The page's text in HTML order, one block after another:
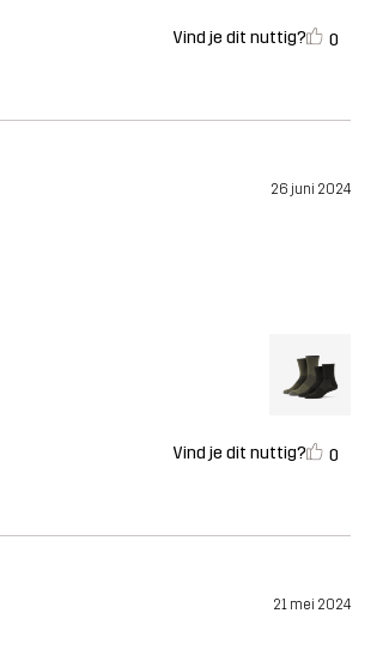
Vind je dit nuttig? 0
26 juni 2024
Vind je dit nuttig? 0
21 mei 2024